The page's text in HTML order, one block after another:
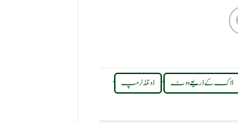
ڈاک کے ذریعے ووٹ , ڈونلڈ ٹرمپ ,